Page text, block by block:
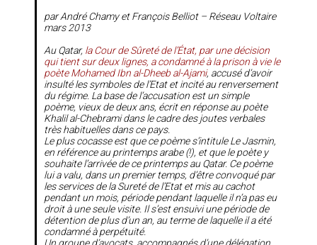
par André Chamy et François Belliot – Réseau Voltaire
mars 2013
Au Qatar, la Cour de Sûreté de l’État, par une décision
qui tient sur deux lignes, a condamné à la prison à vie le
poète Mohamed Ibn al-Dheeb al-Ajami, accusé d’avoir
insulté les symboles de l’Etat et incité au renversement
du régime. La base de l’accusation est un simple
poème, vieux de deux ans, écrit en réponse au poète
Khalil al-Chebrami dans le cadre des joutes verbales
très habituelles dans ce pays.
Le plus cocasse est que ce poème s’intituleLe Jasmin,
en référence au printemps arabe (!), et que le poète y
souhaite l’arrivée de ce printemps au Qatar. Ce poème
lui a valu, dans un premier temps, d’être convoqué par
les services de la Sureté de l’Etat et mis au cachot
pendant un mois, période pendant laquelle il n’a pas eu
droit à une seule visite. Il s’est ensuivi une période de
détention de plus d’un an, au terme de laquelle il a été
condamné à perpétuité.
Un groupe d’avocats, accompagnés d’une délégation